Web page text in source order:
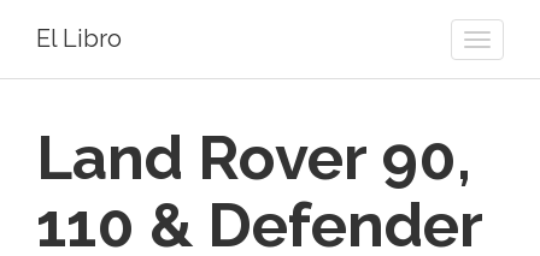
Toggle
El Libro
Land Rover 90,
110 & Defender